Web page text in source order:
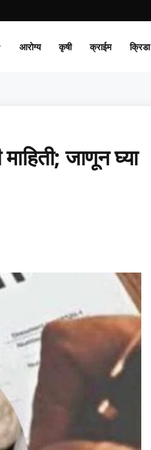
आरोग्य कृषी क्राईम क्रिडा
जाणून घ्या